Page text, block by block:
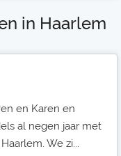
in Haarlem
en Karen en
al negen jaar met
We zi...